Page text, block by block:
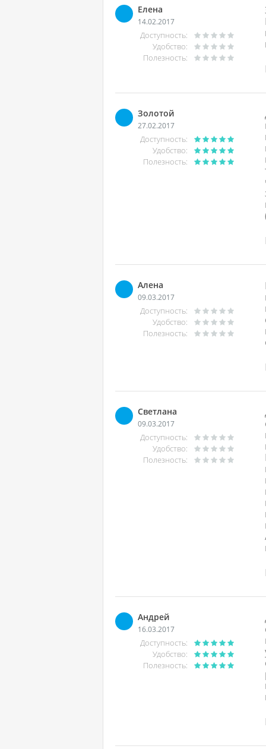
Елена
14.02.2017
Доступность:
Удобство:
Полезность:
Золотой
27.02.2017
Доступность:
Удобство:
Полезность:
Алена
09.03.2017
Доступность:
Удобство:
Полезность:
Светлана
09.03.2017
Доступность:
Удобство:
Полезность:
Андрей
16.03.2017
Доступность:
Удобство:
Полезность: